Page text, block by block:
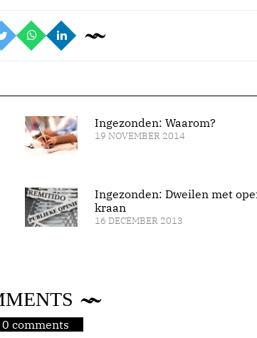
Ingezonden: Waarom?
19 NOVEMBER 2014
Ingezonden: Dweilen met
kraan
16 DECEMBER 2013
comments